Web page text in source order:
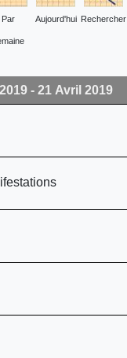
Par Aujourd'hui Rechercher
- 21 Avril 2019